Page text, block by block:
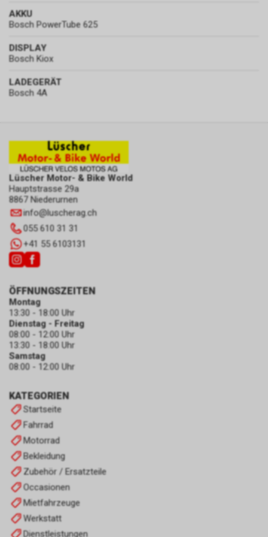
AKKU
Bosch PowerTube 625
DISPLAY
Bosch Kiox
LADEGERÄT
Bosch 4A
Lüscher Motor- & Bike World
Hauptstrasse 29a
8867 Niederurnen
info@luscherag.ch
055 610 31 31
+41 55 6103131
KATEGORIEN
Startseite
Fahrrad
Motorrad
Bekleidung
Zubehör / Ersatzteile
Occasionen
Mietfahrzeuge
Werkstatt
Dienstleistungen
ÖFFNUNGSZEITEN
Montag
13:30 - 18:00 Uhr
Dienstag - Freitag
08:00 - 12:00 Uhr
13:30 - 18:00 Uhr
Samstag
08:00 - 12:00 Uhr